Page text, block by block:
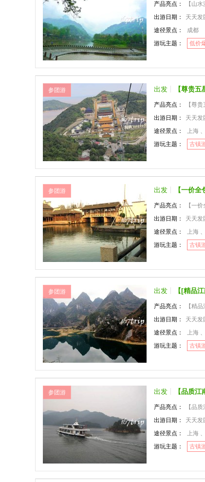
产品亮点：
【山
出游日期：
天天发
途径景点：
成都
游玩主题：
低价
参团游 出发 【尊贵
产品亮点：
【尊
出游日期：
天天发
途径景点：
上海 、
游玩主题：
古镇
参团游 出发 【一价
产品亮点：
【一
出游日期：
天天发
途径景点：
上海 、
游玩主题：
古镇
参团游 出发 【[精品
产品亮点：
【精
出游日期：
天天发
途径景点：
上海 、
游玩主题：
古镇
参团游 出发 【品质
产品亮点：
【品
出游日期：
天天发
途径景点：
上海 、
游玩主题：
古镇